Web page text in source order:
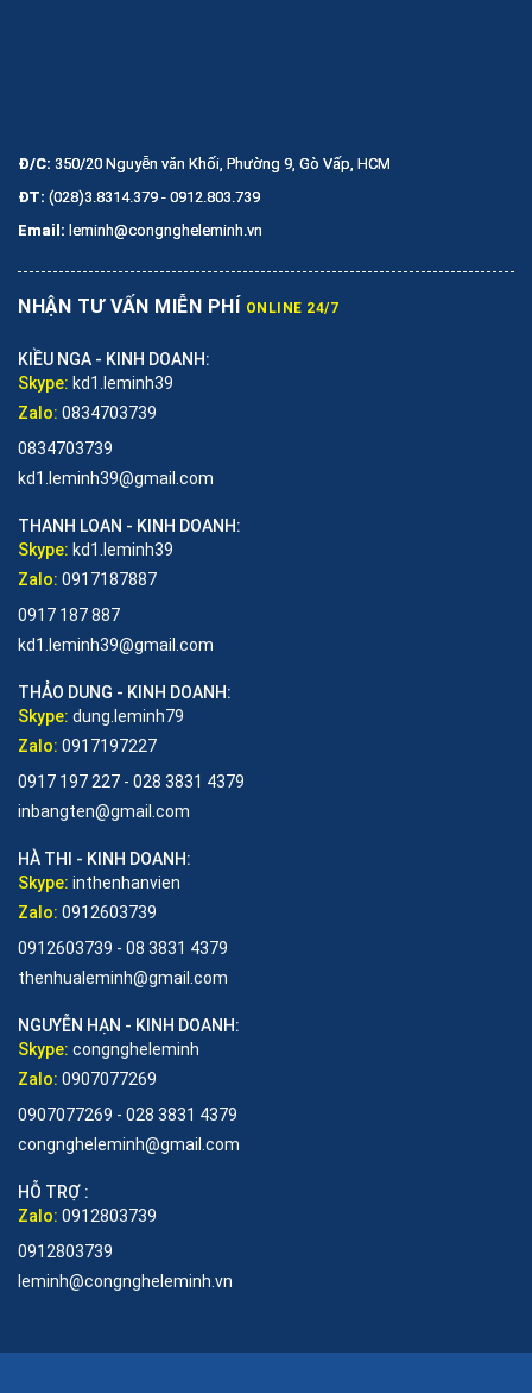
Đ/C: 350/20 Nguyễn văn Khối, Phường 9, Gò Vấp, HCM
ĐT: (028)3.8314.379 - 0912.803.739
Email: leminh@congngheleminh.vn
NHẬN TƯ VẤN MIỄN PHÍ ONLINE 24/7
KIỀU NGA - KINH DOANH:
Skype: kd1.leminh39
Zalo: 0834703739
0834703739
kd1.leminh39@gmail.com
THANH LOAN - KINH DOANH:
Skype: kd1.leminh39
Zalo: 0917187887
0917 187 887
kd1.leminh39@gmail.com
THẢO DUNG - KINH DOANH:
Skype: dung.leminh79
Zalo: 0917197227
0917 197 227 - 028 3831 4379
inbangten@gmail.com
HÀ THI - KINH DOANH:
Skype: inthenhanvien
Zalo: 0912603739
0912603739 - 08 3831 4379
thenhualeminh@gmail.com
NGUYỄN HẠN - KINH DOANH:
Skype: congngheleminh
Zalo: 0907077269
0907077269 - 028 3831 4379
congngheleminh@gmail.com
HỖ TRỢ :
Zalo: 0912803739
0912803739
leminh@congngheleminh.vn